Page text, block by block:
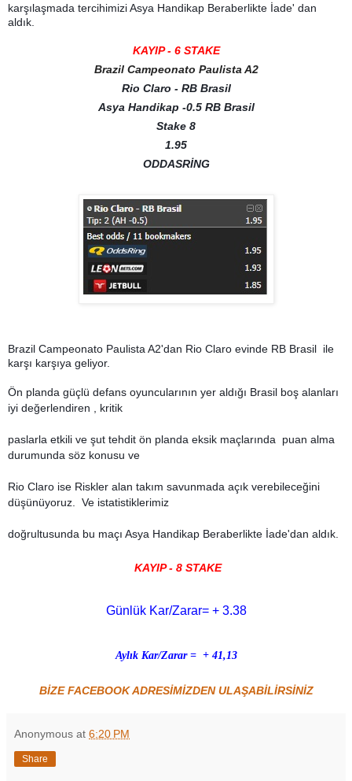
karşılaşmada tercihimizi Asya Handikap Beraberlikte İade' dan
aldık.
KAYIP - 6 STAKE
Brazil Campeonato Paulista A2
Rio Claro - RB Brasil
Asya Handikap -0.5 RB Brasil
Stake 8
1.95
ODDASRİNG
Brazil Campeonato Paulista A2'dan Rio Claro evinde RB Brasil ile
karşı karşıya geliyor.
Ön planda güçlü defans oyuncularının yer aldığı Brasil boş alanları
iyi değerlendiren , kritik
paslarla etkili ve şut tehdit ön planda eksik maçlarında puan alma
durumunda söz konusu ve
Rio Claro ise Riskler alan takım savunmada açık verebileceğini
düşünüyoruz. Ve istatistiklerimiz
doğrultusunda bu maçı Asya Handikap Beraberlikte İade'dan aldık.
KAYIP - 8 STAKE
Günlük Kar/Zarar= + 3.38
Aylık Kar/Zarar = + 41,13
BİZE FACEBOOK ADRESİMİZDEN ULAŞABİLİRSİNİZ
Anonymous at 6:20 PM
Share